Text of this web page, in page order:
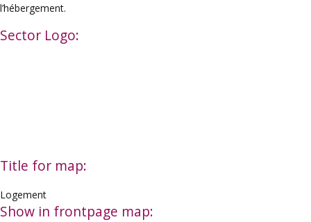
l’hébergement.
Sector Logo:
Title for map:
Logement
Show in frontpage map: